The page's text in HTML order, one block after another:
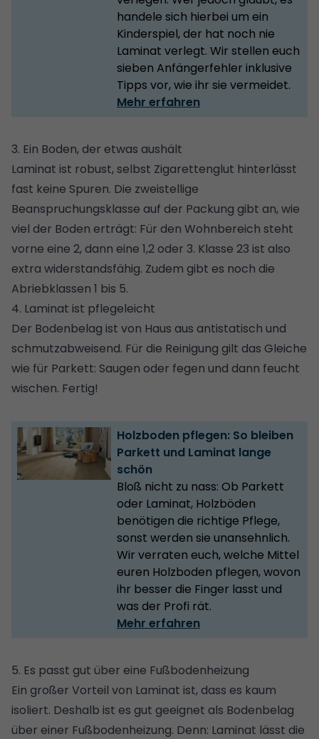
handele sich hierbei um ein
Kinderspiel, der hat noch nie
Laminat verlegt. Wir stellen euch
sieben Anfängerfehler inklusive
Tipps vor, wie ihr sie vermeidet.
Mehr erfahren
3. Ein Boden, der etwas aushält
Laminat ist robust, selbst Zigarettenglut hinterlässt
fast keine Spuren. Die zweistellige
Beanspruchungsklasse auf der Packung gibt an, wie
viel der Boden erträgt: Für den Wohnbereich steht
vorne eine 2, dann eine 1,2 oder 3. Klasse 23 ist also
extra widerstandsfähig. Zudem gibt es noch die
Abriebklassen 1 bis 5.
4. Laminat ist pflegeleicht
Der Bodenbelag ist von Haus aus antistatisch und
schmutzabweisend. Für die Reinigung gilt das Gleiche
wie für Parkett: Saugen oder fegen und dann feucht
wischen. Fertig!
Holzboden pflegen: So bleiben
Parkett und Laminat lange
schön
Bloß nicht zu nass: Ob Parkett
oder Laminat, Holzböden
benötigen die richtige Pflege,
sonst werden sie unansehnlich.
Wir verraten euch, welche Mittel
euren Holzboden pflegen, wovon
ihr besser die Finger lasst und
was der Profi rät.
Mehr erfahren
5. Es passt gut über eine Fußbodenheizung
Ein großer Vorteil von Laminat ist, dass es kaum
isoliert. Deshalb ist es gut geeignet als Bodenbelag
über einer Fußbodenheizung. Denn: Laminat lässt die